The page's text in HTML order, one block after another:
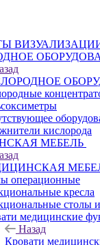
кислорода
МЕБЕЛЬ
операционные
кресла
столы
медицинские
Назад
Кровати